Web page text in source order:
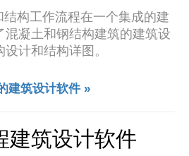
构工作流程在一个集成的建
混凝土和钢结构建筑的建筑设
计和结构详图。
建筑设计软件 »
建筑设计软件